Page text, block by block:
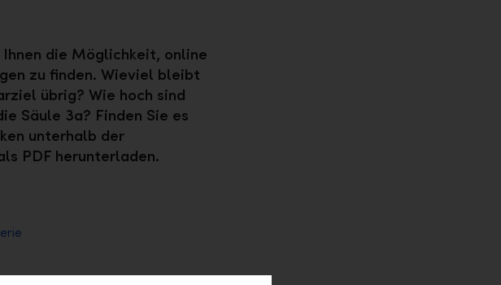
die Möglichkeit, online
zu finden. Wieviel bleibt
übrig? Wie hoch sind
Säule 3a? Finden Sie es
unterhalb der
PDF herunterladen.